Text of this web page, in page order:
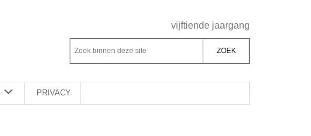
Rechts
vijftiende jaargang
Z
o
e
k
Z
o
k
b
PRIVACY